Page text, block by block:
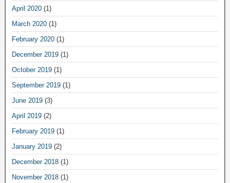
April 2020 (1)
March 2020 (1)
February 2020 (1)
December 2019 (1)
October 2019 (1)
September 2019 (1)
June 2019 (3)
April 2019 (2)
February 2019 (1)
January 2019 (2)
December 2018 (1)
November 2018 (1)